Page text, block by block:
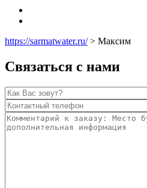
https://sarmatwater.ru/> Максим
Связаться с нами